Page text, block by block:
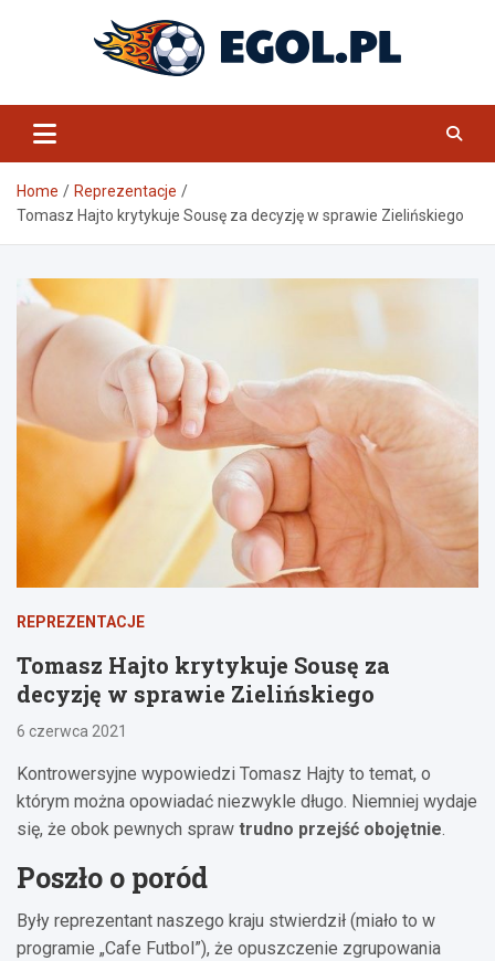
eGol.pl
Home
Reprezentacje
Tomasz Hajto krytykuje Sousę za decyzję w sprawie Zielińskiego
REPREZENTACJE
Tomasz Hajto krytykuje Sousę za
decyzję w sprawie Zielińskiego
6 czerwca 2021
Kontrowersyjne wypowiedzi Tomasz Hajty to temat, o
którym można opowiadać niezwykle długo. Niemniej wydaje
się, że obok pewnych spraw trudno przejść obojętnie.
Poszło o poród
Były reprezentant naszego kraju stwierdził (miało to w
programie „Cafe Futbol”), że opuszczenie zgrupowania